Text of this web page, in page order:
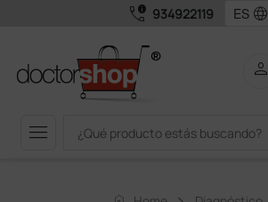
call_quality 934922119 language
menu
person